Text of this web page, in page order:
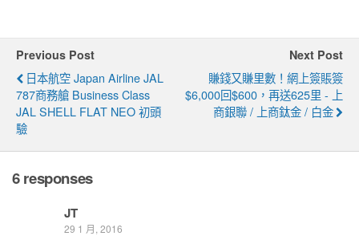
Previous Post
日本航空 Japan Airline JAL
787商務艙 Business Class
JAL SHELL FLAT NEO 初頭
驗
Next Post
賺錢又賺里數！網上簽賬簽
$6,000回$600，再送625里 - 上
商銀聯 / 上商鈦金 / 白金
6 responses
JT
29 1 月, 2016